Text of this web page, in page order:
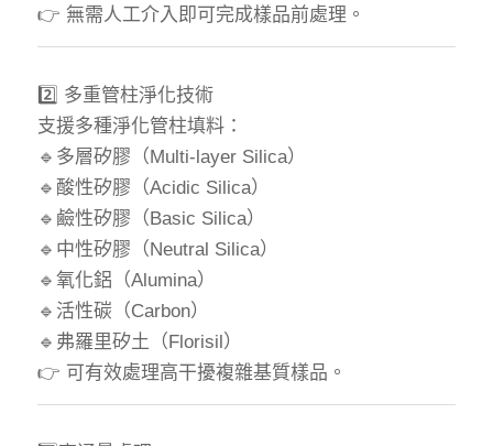
👉 無需人工介入即可完成樣品前處理。
2️⃣ 多重管柱淨化技術
支援多種淨化管柱填料：
🔹多層矽膠（Multi-layer Silica）
🔹酸性矽膠（Acidic Silica）
🔹鹼性矽膠（Basic Silica）
🔹中性矽膠（Neutral Silica）
🔹氧化鋁（Alumina）
🔹活性碳（Carbon）
🔹弗羅里矽土（Florisil）
👉 可有效處理高干擾複雜基質樣品。